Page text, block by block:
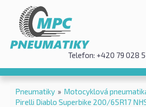
Telefon: +420 79 028
Pneumatiky » Motocyklová
Pirelli Diablo Superbike 200/65R17